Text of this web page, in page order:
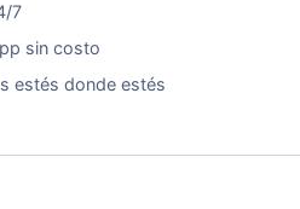
7
sin costo
estés donde estés